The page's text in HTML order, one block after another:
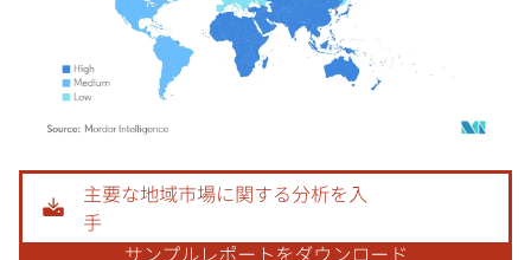
画像 © Mordor Intelligence。再利用にはCC BY 4.0の表示が必要です。